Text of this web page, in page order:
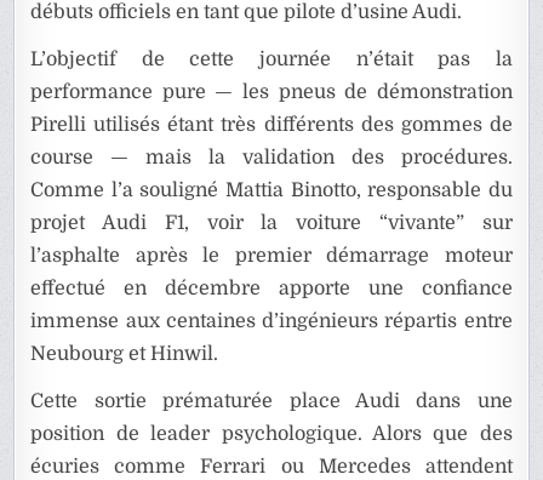
débuts officiels en tant que pilote d’usine Audi.
L’objectif de cette journée n’était pas la
performance pure — les pneus de démonstration
Pirelli utilisés étant très différents des gommes de
course — mais la validation des procédures.
Comme l’a souligné Mattia Binotto, responsable du
projet Audi F1, voir la voiture “vivante” sur
l’asphalte après le premier démarrage moteur
effectué en décembre apporte une confiance
immense aux centaines d’ingénieurs répartis entre
Neubourg et Hinwil.
Cette sortie prématurée place Audi dans une
position de leader psychologique. Alors que des
écuries comme Ferrari ou Mercedes attendent